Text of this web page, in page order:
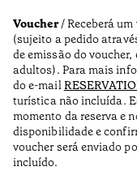
Voucher/ Receberá
(sujeito a pedido
de emissão do
adultos). Para mais
do e-mail
turística não incluída.
momento da reserva e
disponibilidade e
voucher será enviado
incluído.